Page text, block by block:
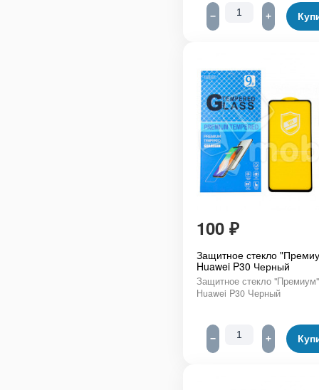
− +
100 ₽
Защитное стекло
Huawei P30 Черный
Защитное стекло
Huawei P30 Черный
− +